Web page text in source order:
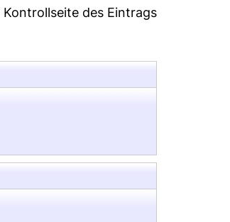
Kontrollseite des Eintrags